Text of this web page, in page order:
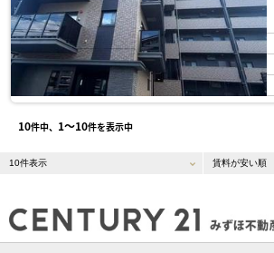
10件中、 1〜10件を表示中